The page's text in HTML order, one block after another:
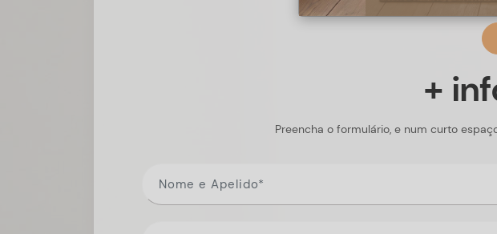
+
Preencha o formulário, e num curto